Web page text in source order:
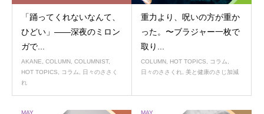
「踊ってくれないなんて、
ひどい」——深夜のミロン
ガで...
AKANE COLUMN COLUMNIST,
HOT TOPICS
コラム
日々のささく
れ
重力より、呪いの方が重か
った。〜ブラジャー一枚で
取り...
COLUMN HOT TOPICS コラム
日々のささくれ
美と健康のさじ加減
MAY MAY